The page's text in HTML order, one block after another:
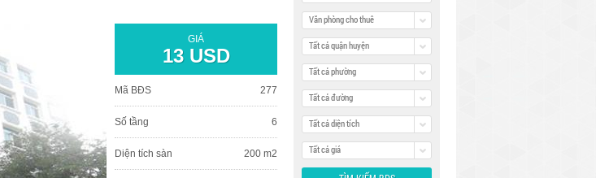
GIÁ
13 USD
Mã BĐS 277
Số tầng 6
Diện tích sàn 200 m2
Văn phòng cho thuê
Tất cả quận huyện
Tất cả phường
Tất cả đường
Tất cả diện tích
Tất cả giá